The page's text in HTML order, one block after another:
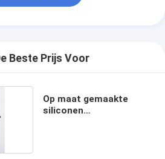
Beste Prijs Voor
Op maat gemaakte
siliconen